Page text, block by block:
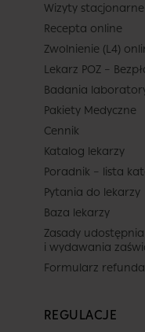
Wizyty stacjonarne
Recepta online
Zwolnienie (L4)
Lekarz POZ –
Badania
Pakiety Medyczne
Cennik
Katalog lekarzy
Poradnik – lista
Pytania do lekarzy
Baza lekarzy
Zasady
i wydawania
Formularz
REGULACJE